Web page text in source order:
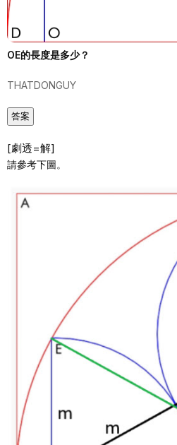
OE的長度是多少？
THATDONGUY
答案
[劇透=解]
請參考下圖。